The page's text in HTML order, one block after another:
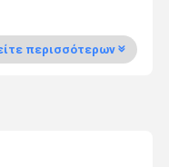
περισσότερων